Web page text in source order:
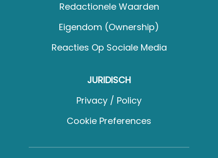
Redactionele Waarden
Eigendom (Ownership)
Reacties Op Sociale Media
JURIDISCH
Privacy / Policy
Cookie Preferences